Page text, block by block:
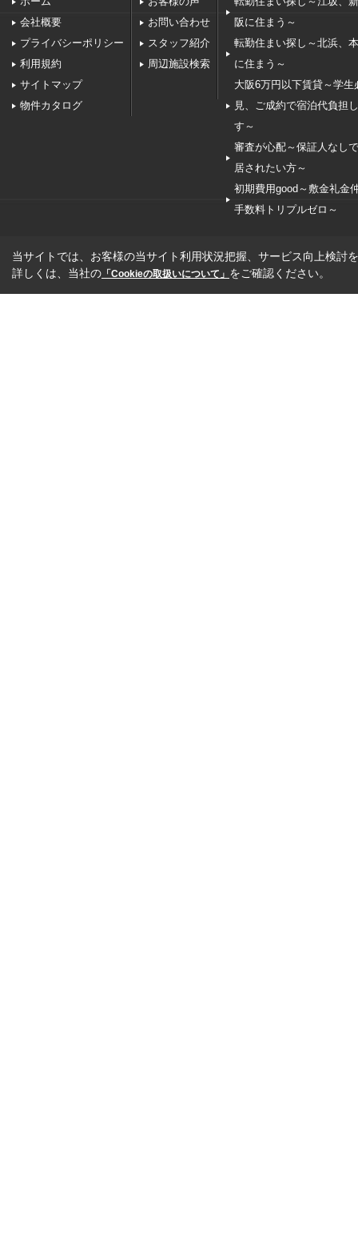
会社概要
プライバシーポリシー
利用規約
サイトマップ
物件カタログ
お問い合わせ
スタッフ紹介
周辺施設検索
阪に住まう～
転勤住まい探し～北浜、
に住まう～
大阪6万円以下賃貸～学生
見、ご成約で宿泊代負担
す～
審査が心配～保証人なし
居されたい方～
初期費用good～敷金礼金
手数料トリプルゼロ～
当サイトでは、お客様の当サイト利用状況把握、サービス向上検討
詳しくは、当社の 「Cookieの取扱いについて」 をご確認ください。